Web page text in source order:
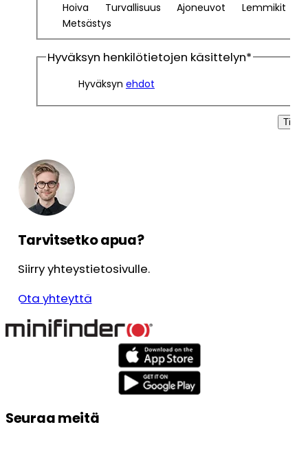
Hoiva Turvallisuus Ajoneuvot
Lemmikit
Metsästys
Hyväksyn henkilötietojen käsittelyn*
Hyväksyn ehdot
Tilaa
Tarvitsetko apua?
Siirry yhteystietosivulle.
Ota yhteyttä
Seuraa meitä